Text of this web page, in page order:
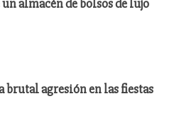
almacén de bolsos de lujo
brutal agresión en las fiestas